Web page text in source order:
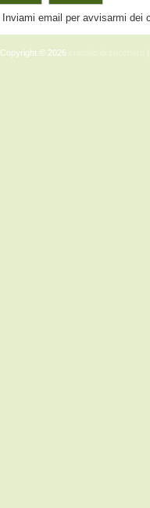
Inviami email per avvisarmi dei
Copyright © 2026